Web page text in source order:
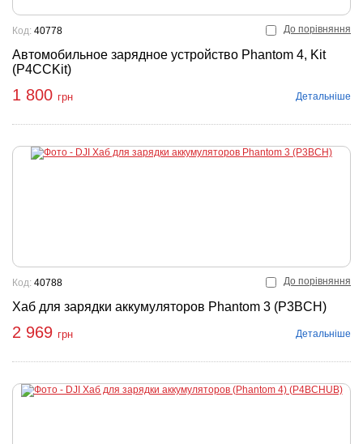
До порівняння
Автомобильное зарядное устройство Phantom 4, Kit
(P4CCKit)
Код: 40778
1 800 грн Детальніше
До порівняння
Хаб для зарядки аккумуляторов Phantom 3 (P3BCH)
Код: 40788
2 969 грн Детальніше